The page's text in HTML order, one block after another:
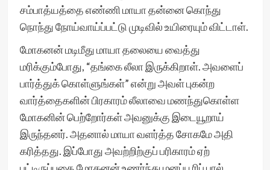
சம்பாத்யத்தை எண்ணி மாயா தன்னை கொந்து
நொந்து நோய்வாய்ப்பட்டு முடிவில் உயிரையும் விட்டாள்.
மோகனன் மடிமீது மாயா தலையை வைத்து
மரிக்கும்போது, “தங்கை லீலா இருக்கிறாள். அவளைப்
பார்த்துக் கொள்ளுங்கள்” என்று அவள் புகன்ற
வார்த்தைகளின் பிரகாரம் லீலாவை மணந்துகொள்ள
மோகனின் பெற்றோர்கள் அவனுக்கு இடையூறாய்
இருந்தனர். அதனால் மாயா வளர்த்த சோகமே அதி
கரித்தது. இப்போது அவற்றிற்குப் பரிகாரம் ஏற்